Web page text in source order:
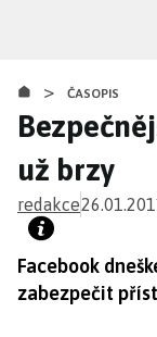
obsahu
> ČASOPIS
už brzy
redakce
Facebook
zabezpečit